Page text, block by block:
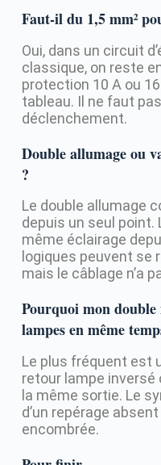
Faut-il du 1,5 mm²
Oui, dans un circuit
classique, on reste
protection 10 A ou
tableau. Il ne faut
déclenchement.
Double allumage ou
?
Le double allumage
depuis un seul
même éclairage
logiques peuvent se
mais le câblage n’a
Pourquoi mon
lampes en même
Le plus fréquent est
retour lampe
la même sortie. Le
d’un repérage
encombrée.